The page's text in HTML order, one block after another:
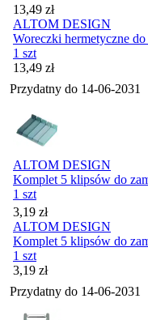
Cena
13,49 zł
ALTOM DESIGN
Woreczki hermetyczne
1 szt
Cena
13,49 zł
Przydatny do 14-06-2031
ALTOM DESIGN
Komplet 5 klipsów do
1 szt
Cena
3,19 zł
ALTOM DESIGN
Komplet 5 klipsów do
1 szt
Cena
3,19 zł
Przydatny do 14-06-2031